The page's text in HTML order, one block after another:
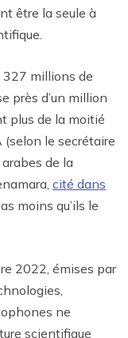
être la seule à
327 millions de
près d’un million
plus de la moitié
(selon le secrétaire
de la
cité dans
moins qu’ils le
2022, émises par
ne
scientifique